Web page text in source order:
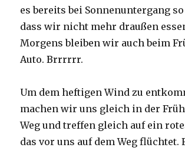
es bereits bei Sonnenuntergang
dass wir nicht mehr draußen
Morgens bleiben wir auch beim
Auto. Brrrrrr.
Um dem heftigen Wind zu
machen wir uns gleich in der
Weg und treffen gleich auf ein
das vor uns auf dem Weg flüchtet.